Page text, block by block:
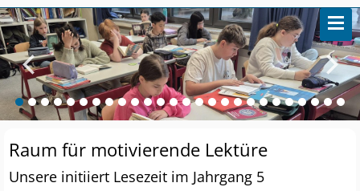
Raum für motivierende Lektüre
Unsere initiiert Lesezeit im Jahrgang 5